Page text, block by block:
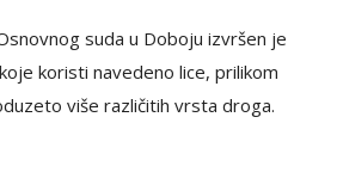
suda u Doboju izvršen je
koristi navedeno lice, prilikom
više različitih vrsta droga.